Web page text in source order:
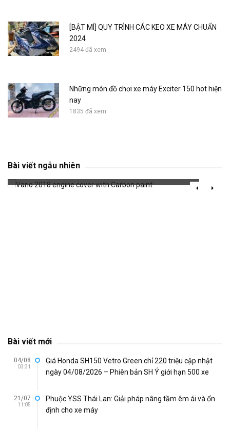
[BẬT MÍ] QUY TRÌNH CÁC KEO XE MÁY CHUẨN
2024
2494 đã xem
Những món đồ chơi xe máy Exciter 150 hot hiện
nay
1835 đã xem
Bài viết ngẫu nhiên
Vario 2018 engine cover with Carbon paint
Bài viết mới
04/08
03:31
Giá Honda SH150 Vetro Green chỉ 220 triệu cập nhật
ngày 04/08/2026 – Phiên bản SH Ý giới hạn 500 xe
21/07
11:05
Phuộc YSS Thái Lan: Giải pháp nâng tầm êm ái và ổn
định cho xe máy